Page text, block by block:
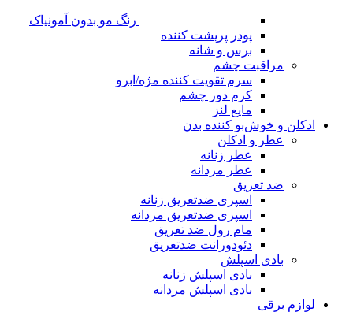
رنگ مو بدون آمونیاک
پودر پرپشت کننده
برس و شانه
مراقبت چشم
سرم تقویت کننده مژه/ابرو
کرم دور چشم
مایع لنز
ادکلن و خوش‌بو کننده بدن
عطر و ادکلن
عطر زنانه
عطر مردانه
ضد تعریق
اسپری ضدتعریق زنانه
اسپری ضدتعریق مردانه
مام رول ضد تعریق
دئودورانت ضدتعریق
بادی اسپلش
بادی اسپلش زنانه
بادی اسپلش مردانه
لوازم برقی